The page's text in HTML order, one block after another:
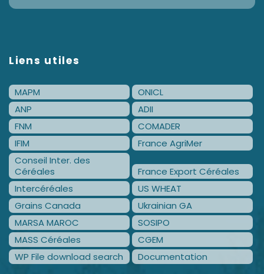
Liens utiles
MAPM
ONICL
ANP
ADII
FNM
COMADER
IFIM
France AgriMer
Conseil Inter. des
Céréales
France Export Céréales
Intercéréales
US WHEAT
Grains Canada
Ukrainian GA
MARSA MAROC
SOSIPO
MASS Céréales
CGEM
WP File download search
Documentation